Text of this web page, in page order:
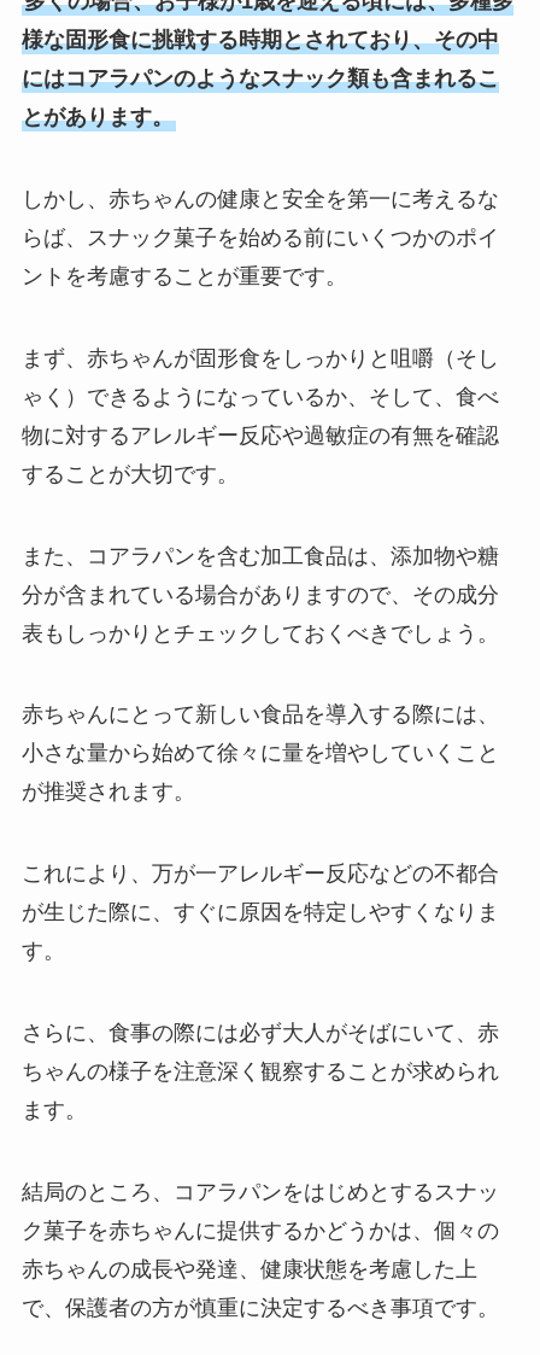
様な固形食に挑戦する時期とされており、その中
にはコアラパンのようなスナック類も含まれるこ
とがあります。
しかし、赤ちゃんの健康と安全を第一に考えるな
らば、スナック菓子を始める前にいくつかのポイ
ントを考慮することが重要です。
まず、赤ちゃんが固形食をしっかりと咀嚼（そし
ゃく）できるようになっているか、そして、食べ
物に対するアレルギー反応や過敏症の有無を確認
することが大切です。
また、コアラパンを含む加工食品は、添加物や糖
分が含まれている場合がありますので、その成分
表もしっかりとチェックしておくべきでしょう。
赤ちゃんにとって新しい食品を導入する際には、
小さな量から始めて徐々に量を増やしていくこと
が推奨されます。
これにより、万が一アレルギー反応などの不都合
が生じた際に、すぐに原因を特定しやすくなりま
す。
さらに、食事の際には必ず大人がそばにいて、赤
ちゃんの様子を注意深く観察することが求められ
ます。
結局のところ、コアラパンをはじめとするスナッ
ク菓子を赤ちゃんに提供するかどうかは、個々の
赤ちゃんの成長や発達、健康状態を考慮した上
で、保護者の方が慎重に決定するべき事項です。